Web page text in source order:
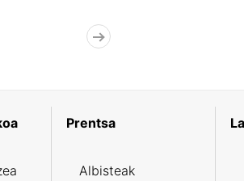
Prentsa
Albisteak